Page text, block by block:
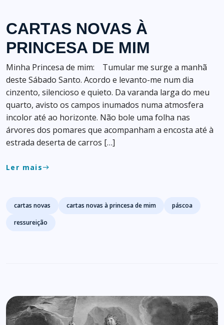
CARTAS NOVAS À
PRINCESA DE MIM
Minha Princesa de mim: Tumular me surge a manhã
deste Sábado Santo. Acordo e levanto-me num dia
cinzento, silencioso e quieto. Da varanda larga do meu
quarto, avisto os campos inumados numa atmosfera
incolor até ao horizonte. Não bole uma folha nas
árvores dos pomares que acompanham a encosta até à
estrada deserta de carros […]
Ler maiseast
Tags
cartas novas cartas novas à princesa de mim
páscoa
ressureição